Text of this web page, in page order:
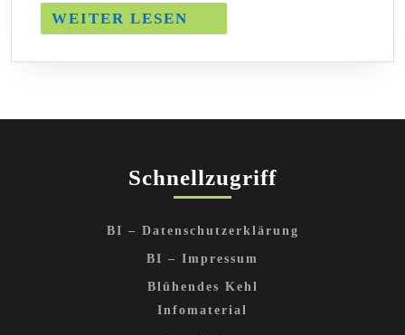
WEITER LESEN
Schnellzugriff
BI – Datenschutzerklärung
BI – Impressum
Blühendes Kehl
Infomaterial